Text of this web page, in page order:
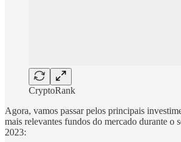
CryptoRank
Agora, vamos passar pelos principais
mais relevantes fundos do mercado durante o
2023: